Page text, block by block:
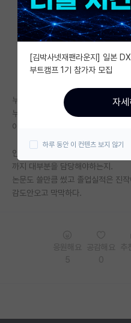
IF 명예의전당
자유 게시판(아무개랩)
미국 유학 게시판
미국 대학원 합격 후기 게
대학원생 모집 게시판
연구실(PI) 홍보 게시판
석박사 채용 정보 게시판
누구는 학위기간동안 본인 연구만
누구는 매학기 과제제안서에 과제
야하는데 매번 밤새서 들고간 연구
인건비는 남들과 똑같이받는데 내가
까지 대부분을 담당해야하는지.
논문도 쓸만큼 썼고 졸업실적은 진
감도안오고 막막하다.
[김박사넷재팬라운지] 일본
부트캠프 1기 참가자 모집
자세
하루 동안 이 컨텐츠 보지 않기